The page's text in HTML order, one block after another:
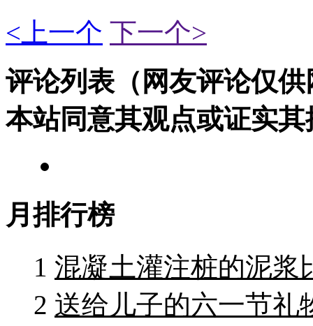
<上一个 下一个>
评论列表（网友评论仅
本站同意其观点或证实其
月排行榜
1 混凝土灌注桩的泥浆
2 送给儿子的六一节礼